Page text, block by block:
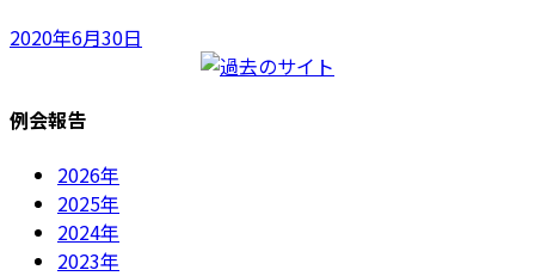
2020年6月30日
例会報告
2026年
2025年
2024年
2023年